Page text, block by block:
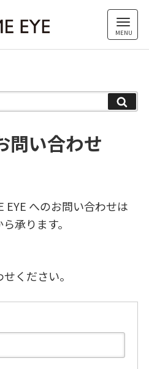
問い合わせ
EYE へのお問い合わせは
承ります。
ください。